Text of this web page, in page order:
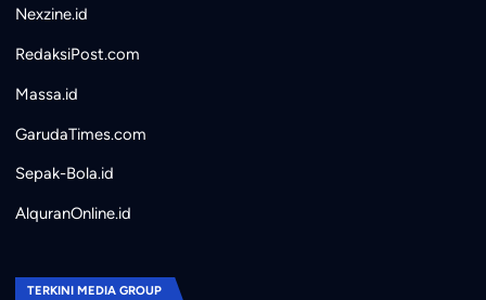
Nexzine.id
RedaksiPost.com
Massa.id
GarudaTimes.com
Sepak-Bola.id
AlquranOnline.id
TERKINI MEDIA GROUP